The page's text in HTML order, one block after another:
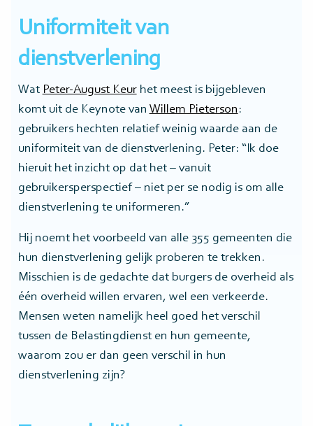
Uniformiteit van
dienstverlening
Wat Peter-August Keurhet meest is bijgebleven
komt uit de Keynote van Willem Pieterson :
gebruikers hechten relatief weinig waarde aan de
uniformiteit van de dienstverlening. Peter: “Ik doe
hieruit het inzicht op dat het – vanuit
gebruikersperspectief – niet per se nodig is om alle
dienstverlening te uniformeren.”
Hij noemt het voorbeeld van alle 355 gemeenten die
hun dienstverlening gelijk proberen te trekken.
Misschien is de gedachte dat burgers de overheid als
één overheid willen ervaren, wel een verkeerde.
Mensen weten namelijk heel goed het verschil
tussen de Belastingdienst en hun gemeente,
waarom zou er dan geen verschil in hun
dienstverlening zijn?